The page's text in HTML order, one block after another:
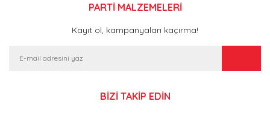
PARTİ MALZEMELERİ
Kayıt ol, kampanyaları kaçırma!
BİZİ TAKİP EDİN